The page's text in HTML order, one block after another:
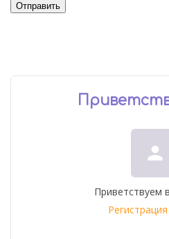
Отправить
person
Приветствуем
Регистрация